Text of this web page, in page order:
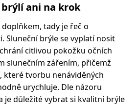
brýlí ani na krok
tady je řeč o
Sluneční brýle se vyplatí nosit
citlivou pokožku očních
slunečním zářením, přičemž
které tvorbu nenáviděných
urychluje. Dle názoru
je důležité vybrat si kvalitní brýle